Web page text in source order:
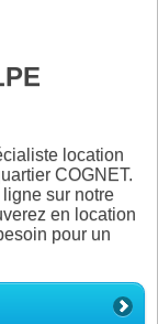
location
COGNET.
sur notre
en location
pour un